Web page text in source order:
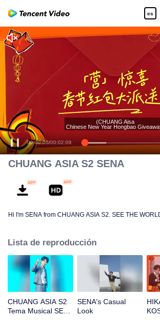
es
00:00:00/00:02:09
(CHUANG Aisa
Chinese New Year Hongbao
CHUANG ASIA S2 SENA
Hi I'm SENA from CHUANG ASIA S2. SEE THE
Lista de reproducción
CHUANG ASIA S2
Tema Musical SENA
SENA's Casual
Look